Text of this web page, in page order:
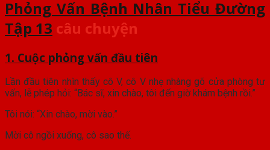
Phỏng Vấn Bệnh Nhân Tiểu Đường
Tập 13 câu chuyện
1. Cuộc phỏng vấn đầu tiên
Lần đầu tiên nhìn thấy cô V, cô V nhẹ nhàng gõ cửa phòng tư
vấn, lễ phép hỏi: “Bác sĩ, xin chào, tôi đến giờ khám bệnh rồi.”
Tôi nói: “Xin chào, mời vào.”
Mời cô ngồi xuống, cô sao thế.